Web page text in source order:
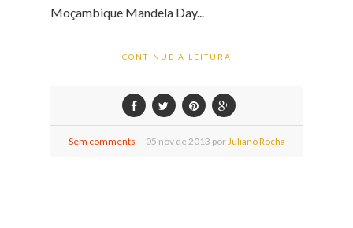
Moçambique Mandela Day...
CONTINUE A LEITURA
Sem comments 05 nov de2013 por Juliano Rocha